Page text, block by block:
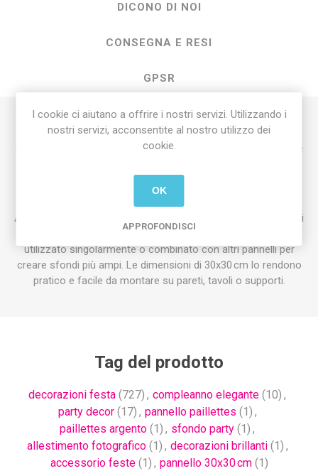
DICONO DI NOI
CONSEGNA E RESI
GPSR
Pannello Paillettes 30x30 cm Argento è un accessorio
versatile e brillante, perfetto per aggiungere un tocco di luce e
argentate di alta qualità, il pannello riflette la luce creando
effetti scintillanti e decorativi.
Adatto per decorazioni di feste, compleanni, matrimoni, eventi
utilizzato singolarmente o combinato con altri pannelli per
creare sfondi più ampi. Le dimensioni di 30x30 cm lo rendono
pratico e facile da montare su pareti, tavoli o supporti.
Tag del prodotto
decorazioni festa (727) , compleanno elegante (10) ,
party decor (17) , pannello paillettes (1) ,
paillettes argento (1) , sfondo party (1) ,
allestimento fotografico (1) , decorazioni brillanti (1) ,
accessorio feste (1) , pannello 30x30 cm (1)
I cookie ci aiutano a offrire i nostri servizi. Utilizzando i
nostri servizi, acconsentite al nostro utilizzo dei
cookie.
OK
APPROFONDISCI